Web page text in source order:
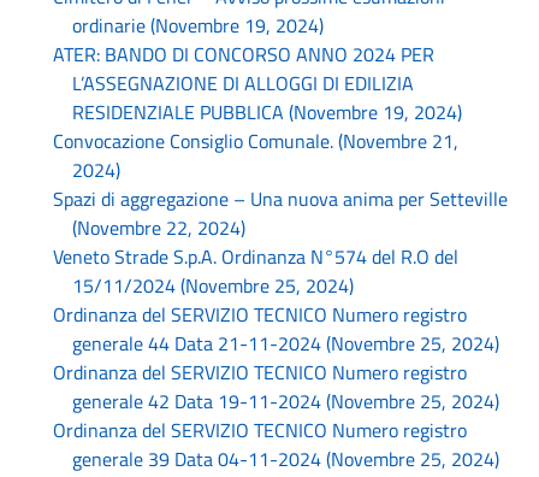
ordinarie (Novembre 19, 2024)
ATER: BANDO DI CONCORSO ANNO 2024 PER
L’ASSEGNAZIONE DI ALLOGGI DI EDILIZIA
RESIDENZIALE PUBBLICA (Novembre 19, 2024)
Convocazione Consiglio Comunale. (Novembre 21,
2024)
Spazi di aggregazione – Una nuova anima per Setteville
(Novembre 22, 2024)
Veneto Strade S.p.A. Ordinanza N°574 del R.O del
15/11/2024 (Novembre 25, 2024)
Ordinanza del SERVIZIO TECNICO Numero registro
generale 44 Data 21-11-2024 (Novembre 25, 2024)
Ordinanza del SERVIZIO TECNICO Numero registro
generale 42 Data 19-11-2024 (Novembre 25, 2024)
Ordinanza del SERVIZIO TECNICO Numero registro
generale 39 Data 04-11-2024 (Novembre 25, 2024)